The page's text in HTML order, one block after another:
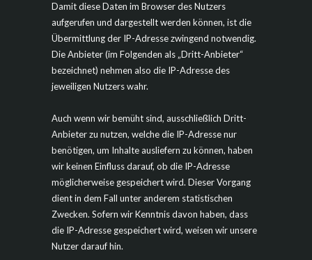
Damit diese Daten im Browser des Nutzers
aufgerufen und dargestellt werden können, ist die
Übermittlung der IP-Adresse zwingend notwendig.
Die Anbieter (im Folgenden als „Dritt-Anbieter“
bezeichnet) nehmen also die IP-Adresse des
jeweiligen Nutzers wahr.
Auch wenn wir bemüht sind, ausschließlich Dritt-
Anbieter zu nutzen, welche die IP-Adresse nur
benötigen, um Inhalte ausliefern zu können, haben
wir keinen Einfluss darauf, ob die IP-Adresse
möglicherweise gespeichert wird. Dieser Vorgang
dient in dem Fall unter anderem statistischen
Zwecken. Sofern wir Kenntnis davon haben, dass
die IP-Adresse gespeichert wird, weisen wir unsere
Nutzer darauf hin.